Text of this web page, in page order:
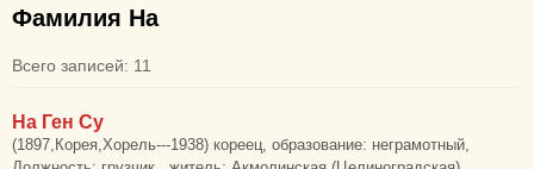
Фамилия На
Всего записей: 11
На Ген Су
(1897,Корея,Хорель---1938) кореец, образование: неграмотный,